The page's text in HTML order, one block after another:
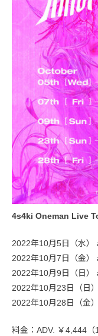
4s4ki Oneman Live
2022年10月5日（水）
2022年10月7日（金）
2022年10月9日（日）
2022年10月23日（日
2022年10月28日（金
料金：ADV. ￥4,444（